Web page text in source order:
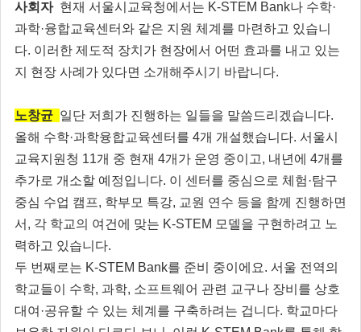
사회자 현재 서울시교육청에서는 K-STEM Bank나 수학·
과학·융합교육센터와 같은 지원 체계를 마련하고 있습니
다. 이러한 제도적 장치가 현장에서 어떤 효과를 내고 있는
지 현장 사례가 있다면 소개해주시기 바랍니다.
노창균 일단 저희가 진행하는 일들을 말씀드리겠습니다.
올해 수학·과학융합교육센터를 4개 개설했습니다. 서울시
교육지원청 11개 중 현재 4개가 운영 중이고, 내년에 4개를
추가로 개소할 예정입니다. 이 센터를 중심으로 체험·탐구
중심 수업 캠프, 학부모 특강, 교원 연수 등을 함께 진행하면
서, 각 학교의 여건에 맞는 K-STEM 모델을 구현하려고 노
력하고 있습니다.
두 번째로는 K-STEM Bank를 준비 중이에요. 서울 전역의
학교들이 수학, 과학, 소프트웨어 관련 교구나 장비를 상호
대여·공유할 수 있는 체계를 구축하려는 겁니다. 학교마다